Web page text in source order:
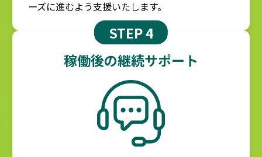
ーズに進むよう支援いたします。
STEP 4
稼働後の継続サポート